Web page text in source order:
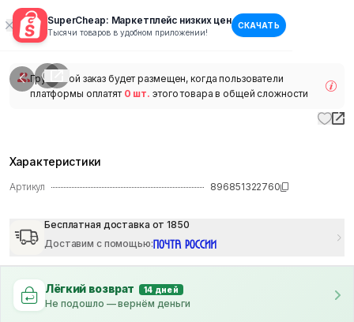
SuperCheap: Маркетплейс низких цен
Тысячи товаров в удобном приложении!
СКАЧАТЬ
1/
Групповой заказ будет размещен, когда пользователи
платформы оплатят 0 шт. этого товара в общей сложности
Характеристики
Артикул 896851322760
Бесплатная доставка от 1850
Доставим с помощью:
Лёгкий возврат 14 дней
Не подошло — вернём деньги